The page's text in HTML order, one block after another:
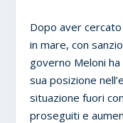
Dopo aver
in mare, con
governo Meloni
sua posizione
situazione fuori
proseguiti e